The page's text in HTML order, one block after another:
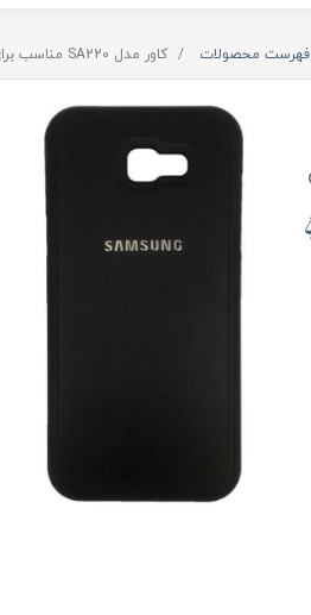
فهرست محصولات کاور مدل SA220 مناسب برای گوشی موبایل سامسونگ Galaxy S6 Edge Plus